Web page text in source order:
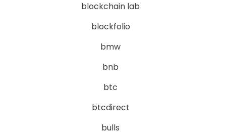
blockchain lab
blockfolio
bmw
bnb
btc
btcdirect
bulls